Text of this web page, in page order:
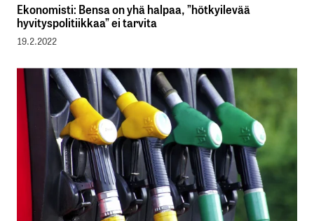
Ekonomisti: Bensa on yhä halpaa, ”hötkyilevää
hyvityspolitiikkaa” ei tarvita
19.2.2022